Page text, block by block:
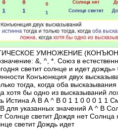
УМНОЖЕНИЕ
&, ^, *. Союз в
светит солнце и идет
Конъюнкция двух
тогда, когда оба
хотя бы одно из высказываний
Истина А В А ^ B 0 1 1 0 0 0 1 1
для указанных значений А ^ B
Солнце светит Дождя нет Солнца
светит Дождь идет